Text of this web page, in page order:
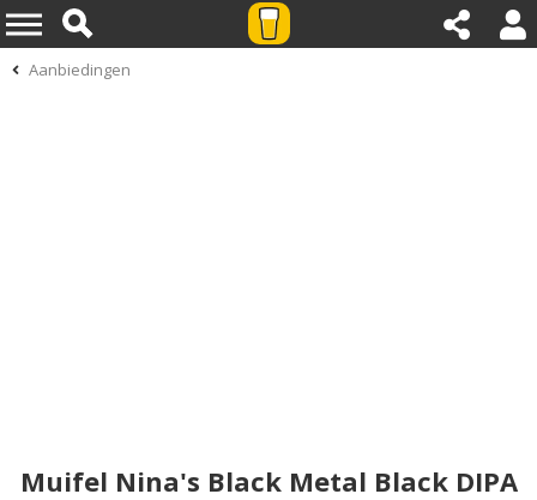
Aanbiedingen
Muifel Nina's Black Metal Black DIPA